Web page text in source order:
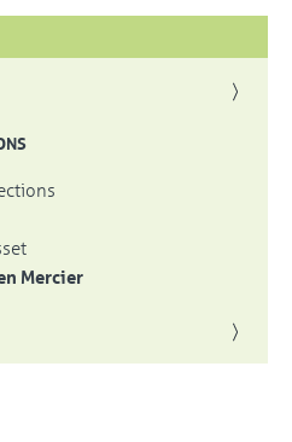
, OUVRE UNE NOUVELLE FENÊTRE
Mercier